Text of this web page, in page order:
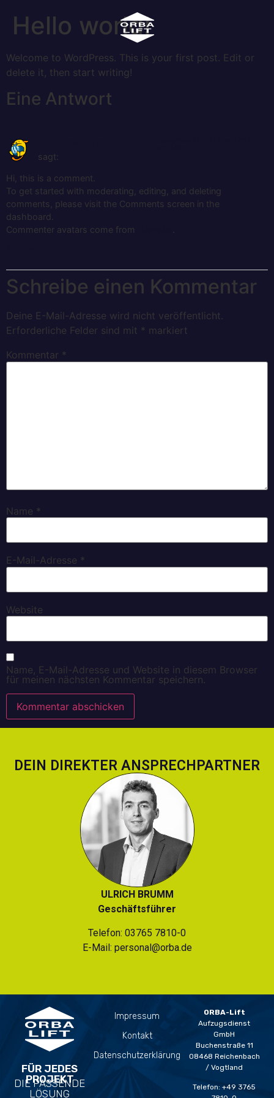
Hello world!
Welcome to WordPress. This is your first post. Edit or
delete it, then start writing!
Eine Antwort
sagt:
Hi, this is a comment.
To get started with moderating, editing, and deleting
comments, please visit the Comments screen in the
dashboard.
Commenter avatars come from
Schreibe einen Kommentar
Deine E-Mail-Adresse wird nicht veröffentlicht.
Erforderliche Felder sind mit * markiert
Kommentar *
Name *
E-Mail-Adresse *
Website
Name, E-Mail-Adresse und Website in diesem Browser
für meinen nächsten Kommentar speichern.
DEIN DIREKTER ANSPRECHPARTNER
ULRICH BRUMM
Geschäftsführer
Telefon: 03765 7810-0
E-Mail: personal@orba.de
FÜR JEDES
PROJEKT
DIE PASSENDE
LÖSUNG
Impressum
Kontakt
Datenschutzerklärung
ORBA-Lift
Aufzugsdienst
GmbH
Buchenstraße 11
08468 Reichenbach
/ Vogtland
Telefon: +49 3765